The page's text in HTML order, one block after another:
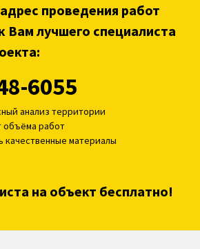
проведения работ
Вам лучшего специалиста
6055
анализ территории
объёма работ
материалы
на объект бесплатно!